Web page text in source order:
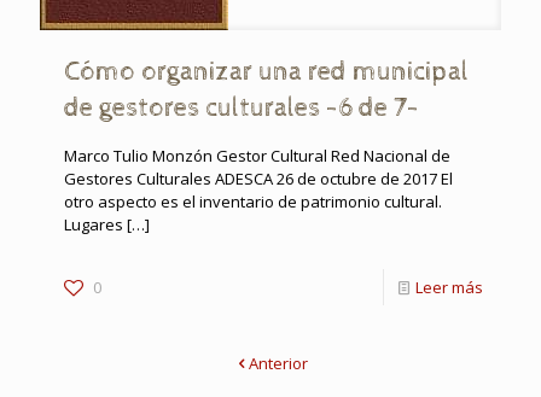
Cómo organizar una red municipal
de gestores culturales -6 de 7-
Marco Tulio Monzón Gestor Cultural Red Nacional de
Gestores Culturales ADESCA 26 de octubre de 2017 El
otro aspecto es el inventario de patrimonio cultural.
Lugares […]
0 Leer más
Anterior